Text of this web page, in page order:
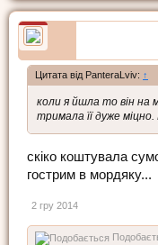
Цитата від PanteraLviv: ↑
коли я йшла то він на
тримала її дуже
скіко коштувала
гострим в мордяку...
2 гру 2014